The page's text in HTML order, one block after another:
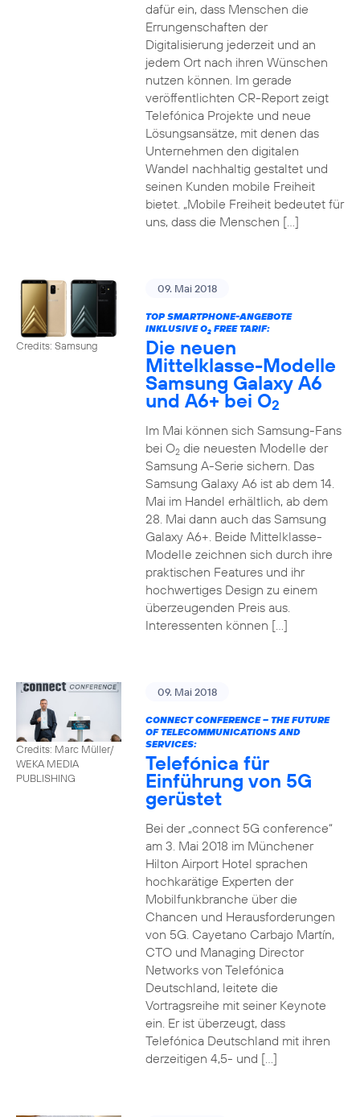
dafür ein, dass Menschen die
Errungenschaften der
Digitalisierung jederzeit und an
jedem Ort nach ihren Wünschen
nutzen können. Im gerade
veröffentlichten CR-Report zeigt
Telefónica Projekte und neue
Lösungsansätze, mit denen das
Unternehmen den digitalen
Wandel nachhaltig gestaltet und
seinen Kunden mobile Freiheit
bietet. „Mobile Freiheit bedeutet für
uns, dass die Menschen […]
Credits: Samsung
09. Mai 2018
TOP SMARTPHONE-ANGEBOTE
INKLUSIVE O2FREE TARIF:
Die neuen
Mittelklasse-Modelle
Samsung Galaxy A6
und A6+ bei O2
Im Mai können sich Samsung-Fans
bei O2die neuesten Modelle der
Samsung A-Serie sichern. Das
Samsung Galaxy A6 ist ab dem 14.
Mai im Handel erhältlich, ab dem
28. Mai dann auch das Samsung
Galaxy A6+. Beide Mittelklasse-
Modelle zeichnen sich durch ihre
praktischen Features und ihr
hochwertiges Design zu einem
überzeugenden Preis aus.
Interessenten können […]
Credits: Marc Müller/
WEKA MEDIA
PUBLISHING
09. Mai 2018
CONNECT CONFERENCE – THE FUTURE
OF TELECOMMUNICATIONS AND
SERVICES:
Telefónica für
Einführung von 5G
gerüstet
Bei der „connect 5G conference“
am 3. Mai 2018 im Münchener
Hilton Airport Hotel sprachen
hochkarätige Experten der
Mobilfunkbranche über die
Chancen und Herausforderungen
von 5G. Cayetano Carbajo Martín,
CTO und Managing Director
Networks von Telefónica
Deutschland, leitete die
Vortragsreihe mit seiner Keynote
ein. Er ist überzeugt, dass
Telefónica Deutschland mit ihren
derzeitigen 4,5- und […]